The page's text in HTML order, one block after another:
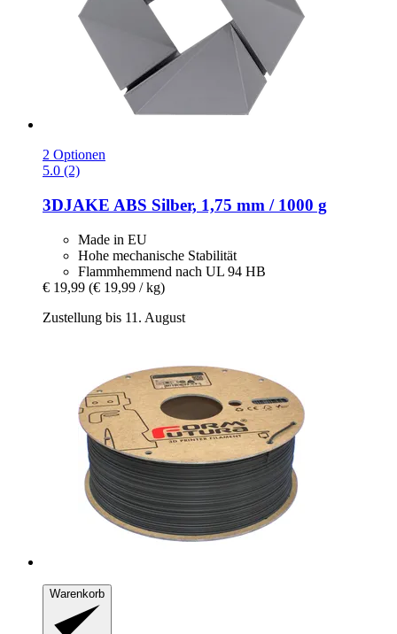
2 Optionen
5.0 (2)
3DJAKE ABS Silber, 1,75 mm / 1000 g
Made in EU
Hohe mechanische Stabilität
Flammhemmend nach UL 94 HB
€ 19,99 (€ 19,99 / kg)
Zustellung bis 11. August
Warenkorb